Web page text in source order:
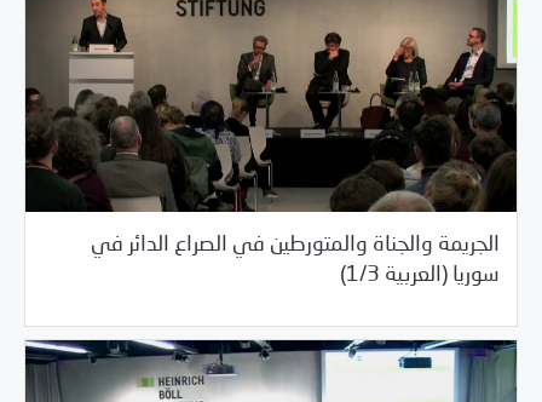
الجريمة والجناة والمتورطين في الصراع الدائر في
سوريا (العربية 1/3)
03/03/2017 مكتبة الفيديو